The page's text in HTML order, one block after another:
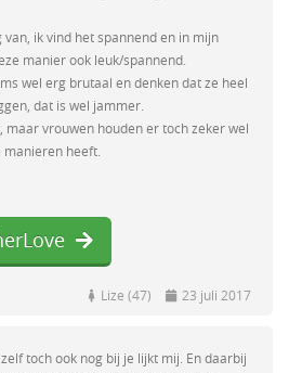
van, ik vind het spannend en in mijn
manier ook leuk/spannend.
wel erg brutaal en denken dat ze heel
dat is wel jammer.
maar vrouwen houden er toch zeker wel
manieren heeft.
Lize (47) 23 juli 2017
toch ook nog bij je lijkt mij. En daarbij